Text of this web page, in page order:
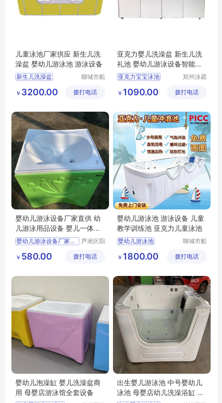
儿童泳池厂家供应 新生儿洗
澡盆 婴幼儿游泳池 游泳设备
新生儿洗澡盆
儿童游泳设备
聊城市船
乐设备有
￥ 3200.00 拨打电话
亚克力婴儿洗澡盆 新生儿洗
礼池 婴幼儿游泳设备智能恒
温
亚克力宝宝泳池
婴幼儿亚克力泳池
郑州泳霸
有限公司
￥ 1090.00 拨打电话
婴幼儿游泳设备厂家直供 幼
儿游泳用品设备 婴儿一体式
洗澡盆
婴幼儿游泳设备厂家直销
婴儿一体式洗澡盆
芦淞区阳
童游泳馆
￥ 580.00 拨打电话
婴幼儿游泳池 游泳设备 儿童
教学训练池 亚克力儿童泳池
婴幼儿游泳池
儿童教学训练游泳池
亚克力儿童游泳池
聊城市船
乐设备有
￥ 1800.00 拨打电话
婴幼儿泡澡缸 婴儿洗澡盆商
用 母婴店游泳馆全套设备
出生婴儿游泳池 中号婴幼儿
泳池 母婴店幼儿洗澡浴缸 水